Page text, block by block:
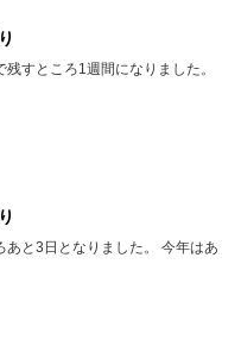
すところ1週間になりました。
あと3日となりました。 今年はあ